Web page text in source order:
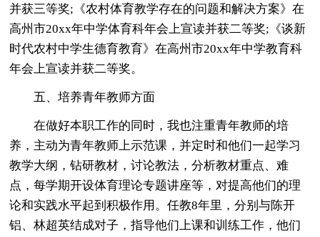
并获三等奖;《农村体育教学存在的问题和解决方案》在
高州市20xx年中学体育科年会上宣读并获二等奖;《谈新
时代农村中学生德育教育》在高州市20xx年中学教育科
年会上宣读并获二等奖。
五、培养青年教师方面
在做好本职工作的同时，我也注重青年教师的培
养，主动为青年教师上示范课，并定时和他们一起学习
教学大纲，钻研教材，讨论教法，分析教材重点、难
点，每学期开设体育理论专题讲座等，对提高他们的理
论和实践水平起到积极作用。任教8年里，分别与陈开
铝、林超英结成对子，指导他们上课和训练工作，他们